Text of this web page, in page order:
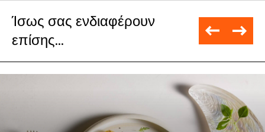
Ίσως σας ενδιαφέρουν
επίσης...